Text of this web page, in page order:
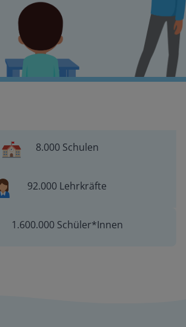
8.000 Schulen
92.000 Lehrkräfte
1.600.000 Schüler*Innen